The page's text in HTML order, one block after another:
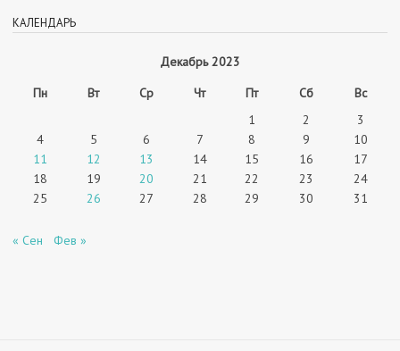
КАЛЕНДАРЬ
Декабрь 2023
Пн
Вт Ср Чт Пт Сб
Вс
1
2
3
4
5 6 7 8 9
10
11
12 13 14 15 16
17
18
19 20 21 22 23
24
25
26 27 28 29 30 31
« Сен Фев »